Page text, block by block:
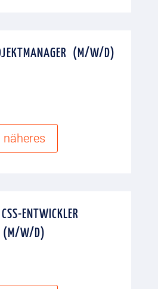
(M/W/D)
näheres
ENTWICKLER
(M/W/D)